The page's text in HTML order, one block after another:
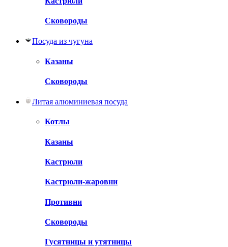
Сковороды
Посуда из чугуна
Казаны
Сковороды
Литая алюминиевая посуда
Котлы
Казаны
Кастрюли
Кастрюли-жаровни
Противни
Сковороды
Гусятницы и утятницы